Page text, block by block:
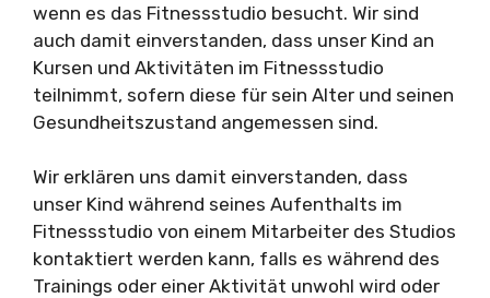
wenn es das Fitnessstudio besucht. Wir sind
auch damit einverstanden, dass unser Kind an
Kursen und Aktivitäten im Fitnessstudio
teilnimmt, sofern diese für sein Alter und seinen
Gesundheitszustand angemessen sind.
Wir erklären uns damit einverstanden, dass
unser Kind während seines Aufenthalts im
Fitnessstudio von einem Mitarbeiter des Studios
kontaktiert werden kann, falls es während des
Trainings oder einer Aktivität unwohl wird oder